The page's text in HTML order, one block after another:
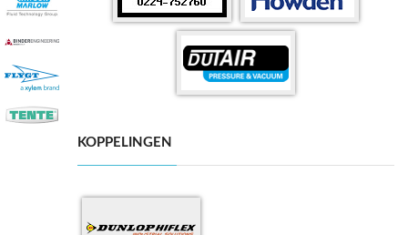
KOPPELINGEN